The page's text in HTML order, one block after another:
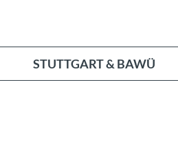
STUTTGART & BAWÜ